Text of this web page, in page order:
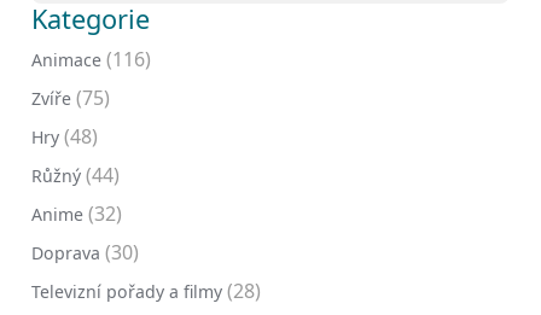
Kategorie
Animace (116)
Zvíře (75)
Hry (48)
Růžný (44)
Anime (32)
Doprava (30)
Televizní pořady a filmy (28)